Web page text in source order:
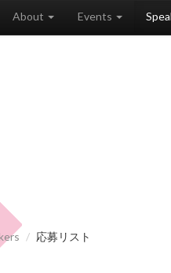
About Events
/ 応募リスト